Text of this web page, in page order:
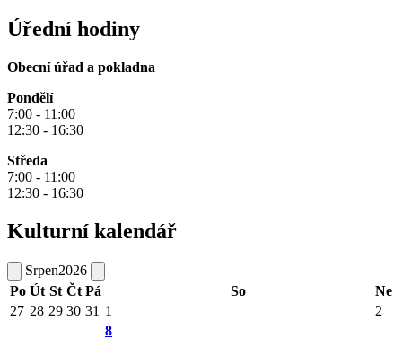
Úřední hodiny
Obecní úřad a pokladna
Pondělí
7:00 - 11:00
12:30 - 16:30
Středa
7:00 - 11:00
12:30 - 16:30
Kulturní kalendář
Srpen2026
Po Út St Čt Pá So
Ne
27 28 29 30 31 1 2
8